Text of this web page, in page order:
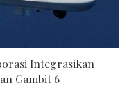
Integrasikan
Gambit 6